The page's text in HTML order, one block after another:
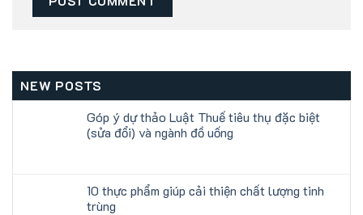
NEW POSTS
Góp ý dự thảo Luật Thuế tiêu thụ đặc biệt
(sửa đổi) và ngành đồ uống
10 thực phẩm giúp cải thiện chất lượng tinh
trùng